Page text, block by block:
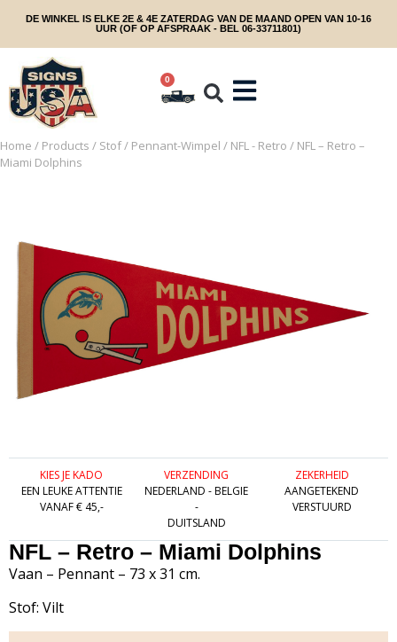
DE WINKEL IS ELKE 2E & 4E ZATERDAG VAN DE MAAND OPEN VAN 10-16
UUR (OF OP AFSPRAAK - BEL 06-33711801)
0
Home / Products / Stof/ Pennant-Wimpel / NFL - Retro / NFL – Retro –
Miami Dolphins
KIES JE KADO
EEN LEUKE ATTENTIE
VANAF € 45,-
VERZENDING
NEDERLAND - BELGIE
-
DUITSLAND
ZEKERHEID
AANGETEKEND
VERSTUURD
NFL – Retro – Miami Dolphins
Vaan – Pennant – 73 x 31 cm.
Stof: Vilt